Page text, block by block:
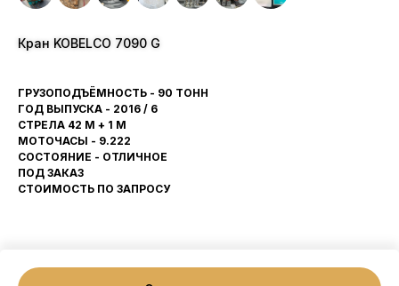
Кран KOBELCO 7090 G
ГРУЗОПОДЪЁМНОСТЬ - 90 ТОНН
ГОД ВЫПУСКА - 2016 / 6
СТРЕЛА 42 М + 1 М
МОТОЧАСЫ - 9.222
СОСТОЯНИЕ - ОТЛИЧНОЕ
ПОД ЗАКАЗ
СТОИМОСТЬ ПО ЗАПРОСУ